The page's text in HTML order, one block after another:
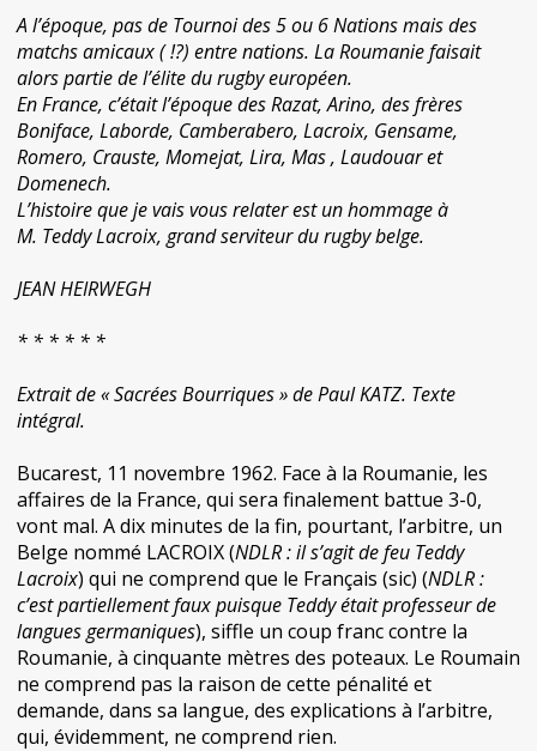
A l’époque, pas de Tournoi des 5 ou 6 Nations mais des
matchs amicaux ( !?) entre nations. La Roumanie faisait
alors partie de l’élite du rugby européen.
En France, c’était l’époque des Razat, Arino, des frères
Boniface, Laborde, Camberabero, Lacroix, Gensame,
Romero, Crauste, Momejat, Lira, Mas , Laudouar et
Domenech.
L’histoire que je vais vous relater est un hommage à
M. Teddy Lacroix, grand serviteur du rugby belge.
JEAN HEIRWEGH
* * * * * *
Extrait de « Sacrées Bourriques » de Paul KATZ. Texte
intégral.
Bucarest, 11 novembre 1962. Face à la Roumanie, les
affaires de la France, qui sera finalement battue 3-0,
vont mal. A dix minutes de la fin, pourtant, l’arbitre, un
Belge nommé LACROIX (NDLR : il s’agit de feu Teddy
Lacroix) qui ne comprend que le Français (sic) (NDLR :
c’est partiellement faux puisque Teddy était professeur de
langues germaniques), siffle un coup franc contre la
Roumanie, à cinquante mètres des poteaux. Le Roumain
ne comprend pas la raison de cette pénalité et
demande, dans sa langue, des explications à l’arbitre,
qui, évidemment, ne comprend rien.